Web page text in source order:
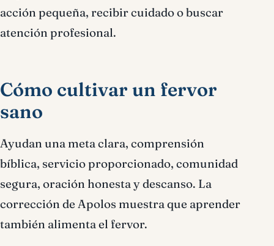
acción pequeña, recibir cuidado o buscar
atención profesional.
Cómo cultivar un fervor
sano
Ayudan una meta clara, comprensión
bíblica, servicio proporcionado, comunidad
segura, oración honesta y descanso. La
corrección de Apolos muestra que aprender
también alimenta el fervor.